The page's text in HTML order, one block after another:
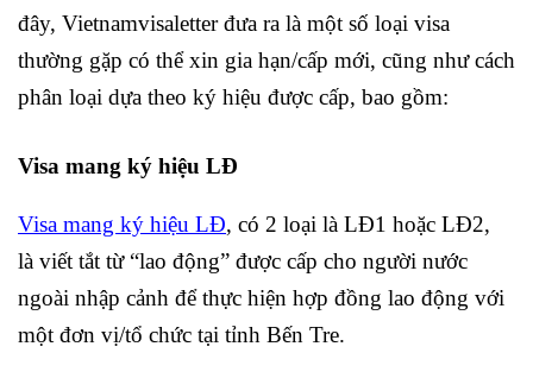
đây, Vietnamvisaletterđưa ra là một số loại visa
thường gặp có thể xin gia hạn/cấp mới, cũng như cách
phân loại dựa theo ký hiệu được cấp, bao gồm:
Visa mang ký hiệu LĐ
Visa mang ký hiệu LĐ, có 2 loại là LĐ1 hoặc LĐ2,
là viết tắt từ “lao động” được cấp cho người nước
ngoài nhập cảnh để thực hiện hợp đồng lao động với
một đơn vị/tổ chức tại tỉnh Bến Tre.